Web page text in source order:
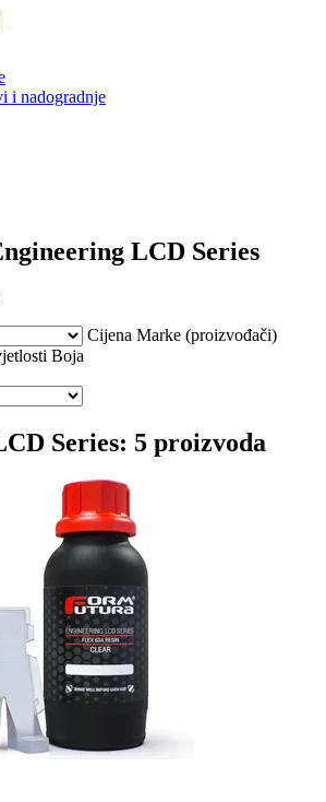
i nadogradnje
LCD Series
Cijena Marke (proizvođači)
Boja
Series: 5 proizvoda